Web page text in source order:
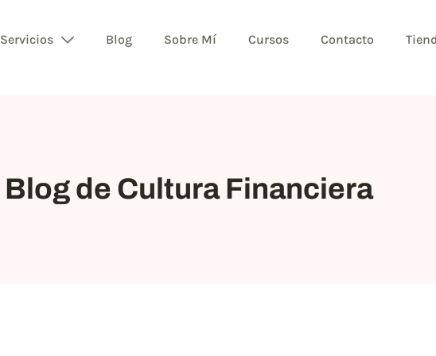
Servicios Blog Sobre Mí Cursos Contacto
Blog de Cultura Financiera